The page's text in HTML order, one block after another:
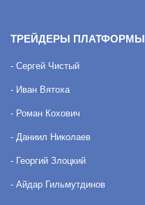
ТРЕЙДЕРЫ ПЛАТФОРМЫ
- Сергей Чистый
- Иван Вятоха
- Роман Кохович
- Даниил Николаев
- Георгий Злоцкий
- Айдар Гильмутдинов